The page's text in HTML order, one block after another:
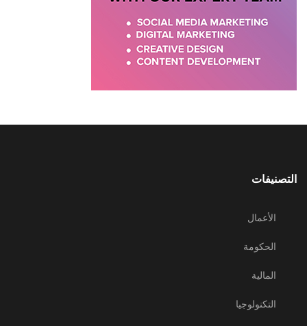
التصنيفات
الأعمال
الحكومة
المالية
التكنولوجيا